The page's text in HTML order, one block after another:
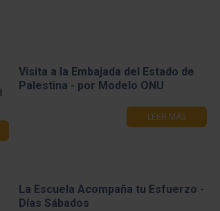
Visita a la Embajada del Estado de
Palestina - por Modelo ONU
LEER MÁS
La Escuela Acompaña tu Esfuerzo -
Días Sábados